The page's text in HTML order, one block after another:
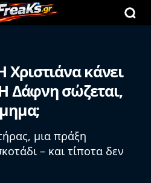
Χριστιάνα κάνει
Δάφνη σώζεται,
μια πράξη
– και τίποτα δεν